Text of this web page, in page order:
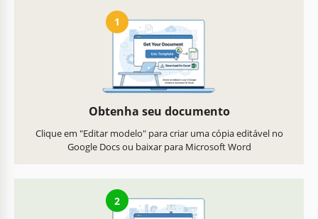
1
Obtenha seu documento
Clique em "Editar modelo" para criar uma cópia editável no
Google Docs ou baixar para Microsoft Word
2